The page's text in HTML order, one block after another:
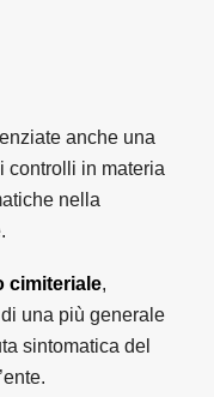
anche una
controlli in materia
nella
cimiteriale,
una più generale
sintomatica del